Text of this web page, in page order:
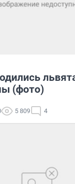
(фото)
5 809 4